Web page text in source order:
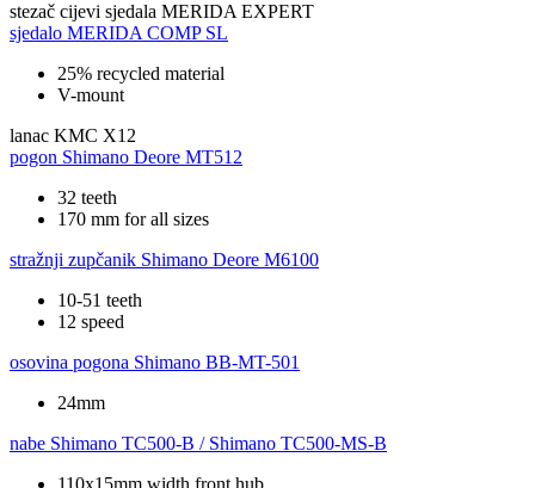
stezač cijevi sjedala MERIDA EXPERT
sjedalo MERIDA COMP SL
25% recycled material
V-mount
lanac KMC X12
pogon Shimano Deore MT512
32 teeth
170 mm for all sizes
stražnji zupčanik Shimano Deore M6100
10-51 teeth
12 speed
osovina pogona Shimano BB-MT-501
24mm
nabe Shimano TC500-B / Shimano TC500-MS-B